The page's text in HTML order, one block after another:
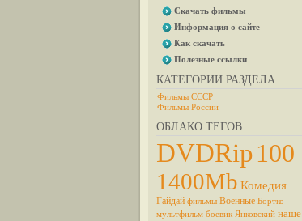
Скачать фильмы
Информация о сайте
Как скачать
Полезные ссылки
КАТЕГОРИИ РАЗДЕЛА
Фильмы СССР
Фильмы России
ОБЛАКО ТЕГОВ
DVDRip100
1400Mb Комедия
Гайдай фильмы Военные Бортко
мультфильм боевик Янковский наше